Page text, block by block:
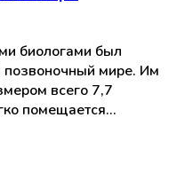
биологами был
мире. Им
всего 7,7
помещается…